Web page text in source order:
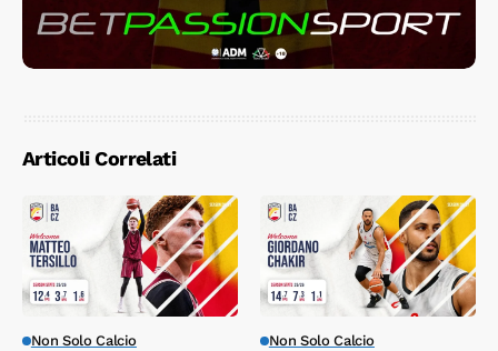
Articoli Correlati
Non Solo Calcio Non Solo Calcio